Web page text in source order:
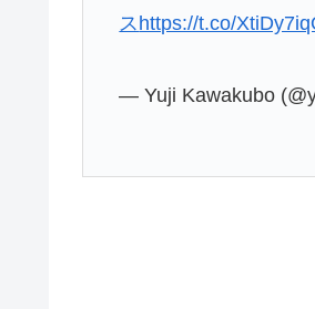
ス https://t.co/
— Yuji Kawakubo